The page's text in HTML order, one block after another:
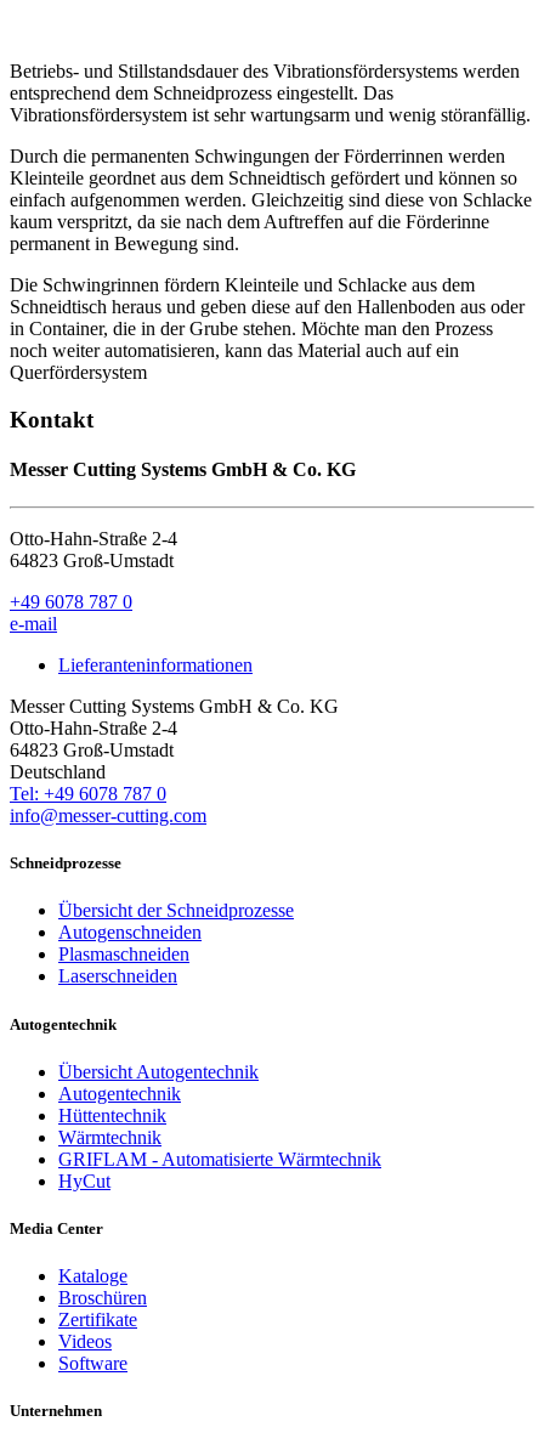
Betriebs- und Stillstandsdauer des Vibrationsfördersystems werden
entsprechend dem Schneidprozess eingestellt. Das
Vibrationsfördersystem ist sehr wartungsarm und wenig störanfällig.
Durch die permanenten Schwingungen der Förderrinnen werden
Kleinteile geordnet aus dem Schneidtisch gefördert und können so
einfach aufgenommen werden. Gleichzeitig sind diese von Schlacke
kaum verspritzt, da sie nach dem Auftreffen auf die Förderinne
permanent in Bewegung sind.
Die Schwingrinnen fördern Kleinteile und Schlacke aus dem
Schneidtisch heraus und geben diese auf den Hallenboden aus oder
in Container, die in der Grube stehen. Möchte man den Prozess
noch weiter automatisieren, kann das Material auch auf ein
Querfördersystem
Kontakt
Messer Cutting Systems GmbH & Co. KG
Otto-Hahn-Straße 2-4
64823 Groß-Umstadt
+49 6078 787 0
e-mail
Lieferanteninformationen
Messer Cutting Systems GmbH & Co. KG
Otto-Hahn-Straße 2-4
64823 Groß-Umstadt
Deutschland
Tel: +49 6078 787 0
info@messer-cutting.com
Schneidprozesse
Übersicht der Schneidprozesse
Autogenschneiden
Plasmaschneiden
Laserschneiden
Autogentechnik
Übersicht Autogentechnik
Autogentechnik
Hüttentechnik
Wärmtechnik
GRIFLAM - Automatisierte Wärmtechnik
HyCut
Media Center
Kataloge
Broschüren
Zertifikate
Videos
Software
Unternehmen